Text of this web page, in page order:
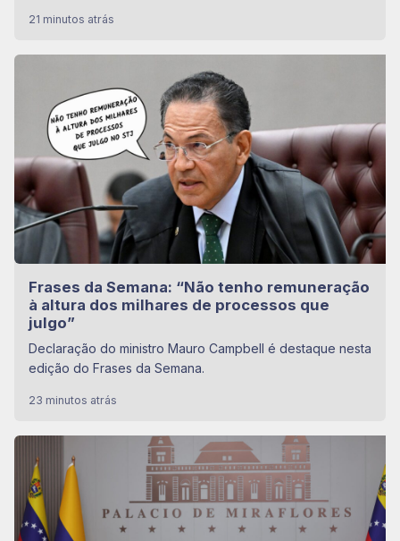
21 minutos atrás
Frases da Semana: “Não tenho remuneração
à altura dos milhares de processos que
julgo”
Declaração do ministro Mauro Campbell é destaque nesta
edição do Frases da Semana.
23 minutos atrás